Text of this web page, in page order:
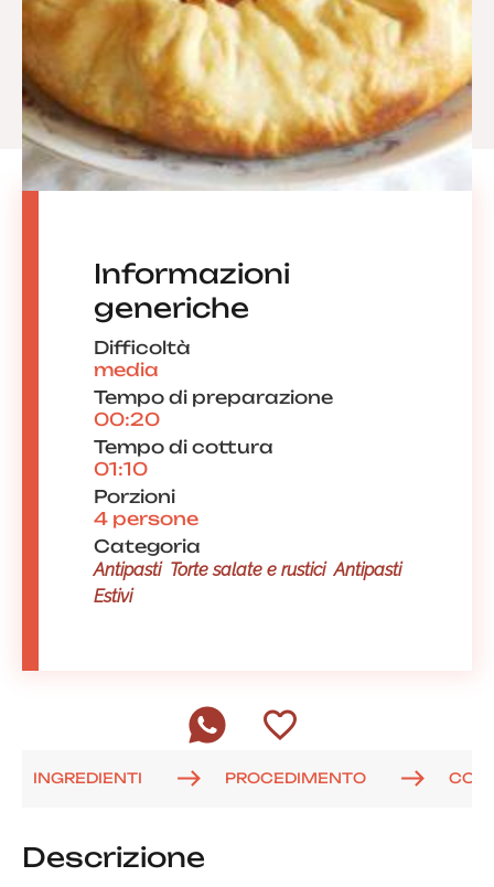
Informazioni
generiche
Difficoltà
media
Tempo di preparazione
00:20
Tempo di cottura
01:10
Porzioni
4 persone
Categoria
Antipasti Torte salate e rustici Antipasti
Estivi
INGREDIENTI PROCEDIMENTO
Descrizione